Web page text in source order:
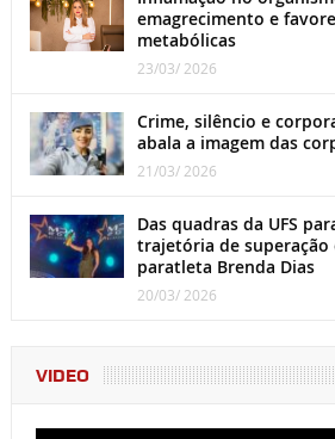
emagrecimento e
metabólicas
23/03/ 2026
Crime, silêncio e
abala a imagem das
21/03/ 2026
Das quadras da UFS
trajetória de superação
paratleta Brenda Dias
20/03/ 2026
VIDEO